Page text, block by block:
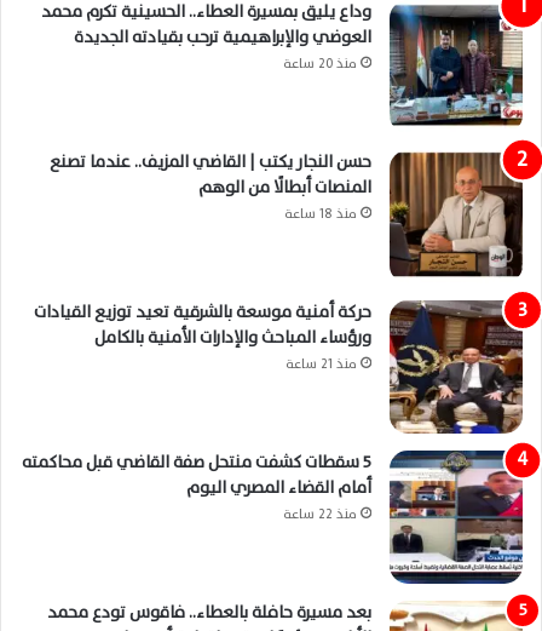
وداع يليق بمسيرة العطاء.. الحسينية تكرم محمد
العوضي والإبراهيمية ترحب بقيادته الجديدة
منذ 20 ساعة
حسن النجار يكتب | القاضي المزيف.. عندما تصنع
المنصات أبطالًا من الوهم
منذ 18 ساعة
حركة أمنية موسعة بالشرقية تعيد توزيع القيادات
ورؤساء المباحث والإدارات الأمنية بالكامل
منذ 21 ساعة
5 سقطات كشفت منتحل صفة القاضي قبل محاكمته
أمام القضاء المصري اليوم
منذ 22 ساعة
بعد مسيرة حافلة بالعطاء.. فاقوس تودع محمد